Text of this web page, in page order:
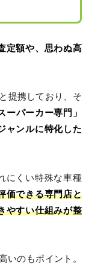
定額や、思わぬ高
提携しており、そ
ーパーカー専門」
ャンルに特化した
にくい特殊な車種
価できる専門店と
やすい仕組みが整
いのもポイント。